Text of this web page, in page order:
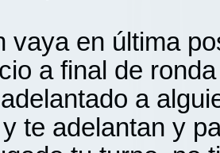
vaya en última
a final de
a
te adelantan y